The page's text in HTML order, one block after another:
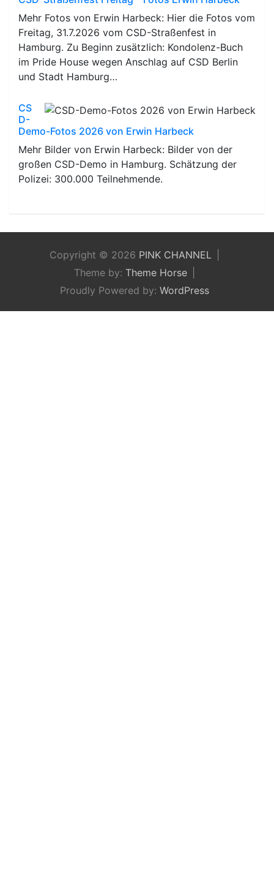
Mehr Fotos von Erwin Harbeck: Hier die Fotos vom
Freitag, 31.7.2026 vom CSD-Straßenfest in
Hamburg. Zu Beginn zusätzlich: Kondolenz-Buch
im Pride House wegen Anschlag auf CSD Berlin
und Stadt Hamburg…
CS
D-
Demo-Fotos 2026 von Erwin Harbeck
Mehr Bilder von Erwin Harbeck: Bilder von der
großen CSD-Demo in Hamburg. Schätzung der
Polizei: 300.000 Teilnehmende.
Copyright © 2026 PINK CHANNEL
Theme by: Theme Horse
Proudly Powered by: WordPress